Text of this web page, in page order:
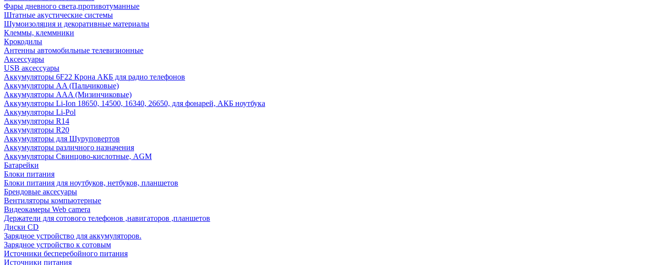
Фары дневного света,противотуманные
Штатные акустические системы
Шумоизоляция и декоративные материалы
Клеммы, клеммники
Крокодилы
Антенны автомобильные телевизионные
Аксессуары
USB аксессуары
Аккумуляторы 6F22 Крона АКБ для радио телефонов
Аккумуляторы AA (Пальчиковые)
Аккумуляторы AAA (Мизинчиковые)
Аккумуляторы Li-Ion 18650, 14500, 16340, 26650, для фонарей, АКБ ноутбука
Аккумуляторы Li-Pol
Аккумуляторы R14
Аккумуляторы R20
Аккумуляторы для Шуруповертов
Аккумуляторы различного назначения
Аккумуляторы Свинцово-кислотные, AGM
Батарейки
Блоки питания
Блоки питания для ноутбуков, нетбуков, планшетов
Брендовые аксесуары
Вентиляторы компьютерные
Видеокамеры Web camera
Держатели для сотового телефонов ,навигаторов ,планшетов
Диски CD
Зарядное устройство для аккумуляторов.
Зарядное устройство к сотовым
Источники бесперебойного питания
Источники питания